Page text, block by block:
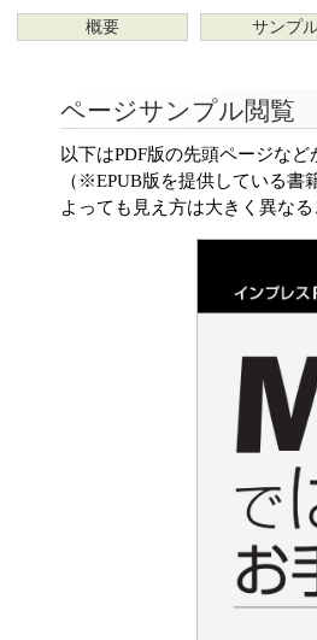
概要 サンプ
ページサンプル閲覧
以下はPDF版の先頭ページな
（※EPUB版を提供している書
よっても見え方は大きく異なる